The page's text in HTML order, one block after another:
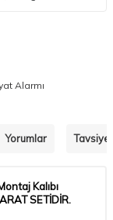
Alarmı
Yorumlar Tavsiye
Kalıbı
SETİDİR.